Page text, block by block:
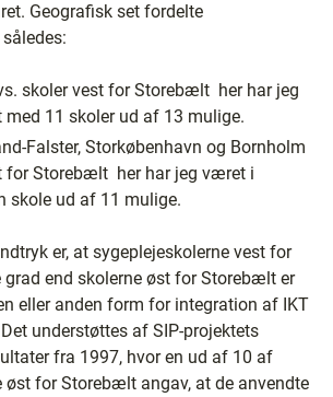
Geografisk set fordelte
skoler vest for Storebælt ­ her har jeg
11 skoler ud af 13 mulige.
Falster, Storkøbenhavn og Bornholm
for Storebælt ­ her har jeg været i
skole ud af 11 mulige.
er, at sygeplejeskolerne vest for
end skolerne øst for Storebælt er
eller anden form for integration af IKT
understøttes af SIP-projektets
fra 1997, hvor en ud af 10 af
øst for Storebælt angav, at de anvendte